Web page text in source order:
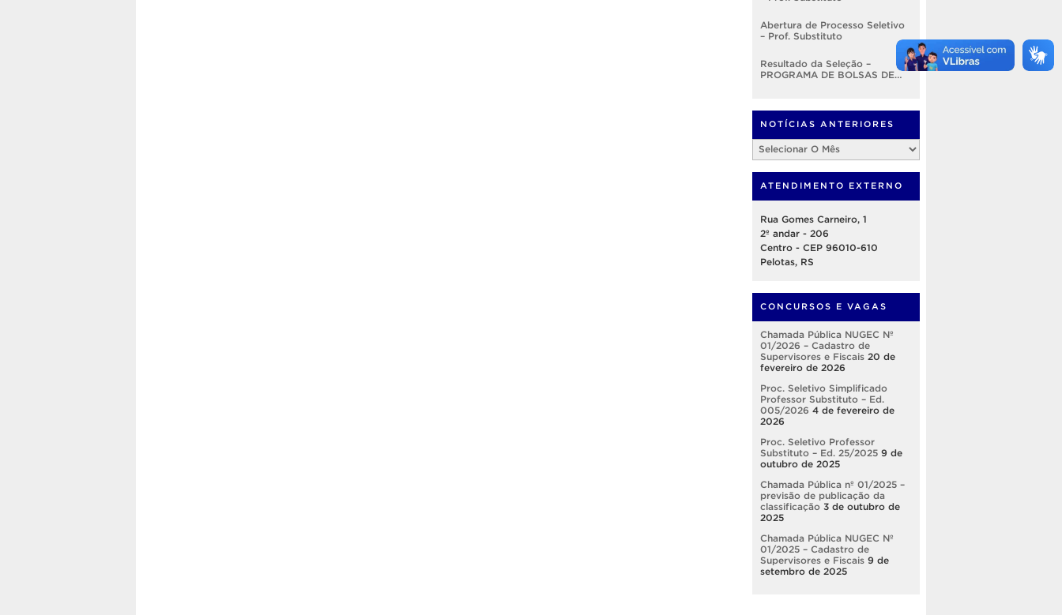
Abertura de Processo Seletivo
– Prof. Substituto
Resultado da Seleção –
PROGRAMA DE BOLSAS DE
NOTÍCIAS ANTERIORES
Notícias
Anteriores
ATENDIMENTO EXTERNO
Rua Gomes Carneiro, 1
2º andar - 206
Centro - CEP 96010-610
Pelotas, RS
CONCURSOS E VAGAS
Chamada Pública NUGEC Nº
01/2026 – Cadastro de
Supervisores e Fiscais 20 de
fevereiro de 2026
Proc. Seletivo Simplificado
Professor Substituto – Ed.
005/2026 4 de fevereiro de
2026
Proc. Seletivo Professor
Substituto – Ed. 25/2025 9 de
outubro de 2025
Chamada Pública nº 01/2025 –
previsão de publicação da
classificação 3 de outubro de
2025
Chamada Pública NUGEC Nº
01/2025 – Cadastro de
Supervisores e Fiscais 9 de
setembro de 2025